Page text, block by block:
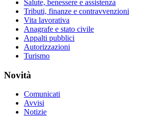
Salute, benessere e assistenza
Tributi, finanze e contravvenzioni
Vita lavorativa
Anagrafe e stato civile
Appalti pubblici
Autorizzazioni
Turismo
Novità
Comunicati
Avvisi
Notizie